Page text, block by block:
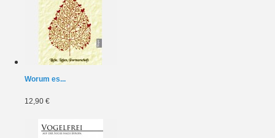
Worum es...
12,90 €